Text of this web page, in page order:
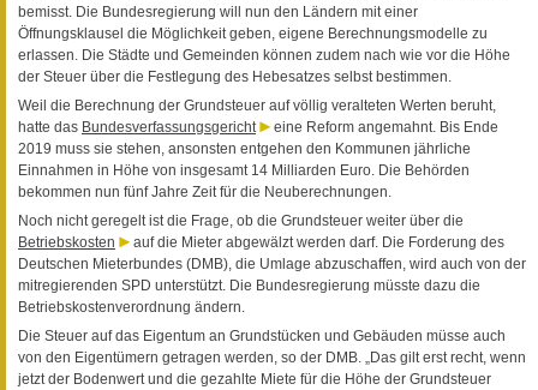
bemisst. Die Bundesregierung will nun den Ländern mit einer
Öffnungsklausel die Möglichkeit geben, eigene Berechnungsmodelle zu
erlassen. Die Städte und Gemeinden können zudem nach wie vor die Höhe
der Steuer über die Festlegung des Hebesatzes selbst bestimmen.
Weil die Berechnung der Grundsteuer auf völlig veralteten Werten beruht,
hatte das Bundesverfassungsgericht
eine Reform angemahnt. Bis Ende
2019 muss sie stehen, ansonsten entgehen den Kommunen jährliche
Einnahmen in Höhe von insgesamt 14 Milliarden Euro. Die Behörden
bekommen nun fünf Jahre Zeit für die Neuberechnungen.
Noch nicht geregelt ist die Frage, ob die Grundsteuer weiter über die
Betriebskosten
auf die Mieter abgewälzt werden darf. Die Forderung des
Deutschen Mieterbundes (DMB), die Umlage abzuschaffen, wird auch von der
mitregierenden SPD unterstützt. Die Bundesregierung müsste dazu die
Betriebskostenverordnung ändern.
Die Steuer auf das Eigentum an Grundstücken und Gebäuden müsse auch
von den Eigentümern getragen werden, so der DMB. „Das gilt erst recht, wenn
jetzt der Bodenwert und die gezahlte Miete für die Höhe der Grundsteuer